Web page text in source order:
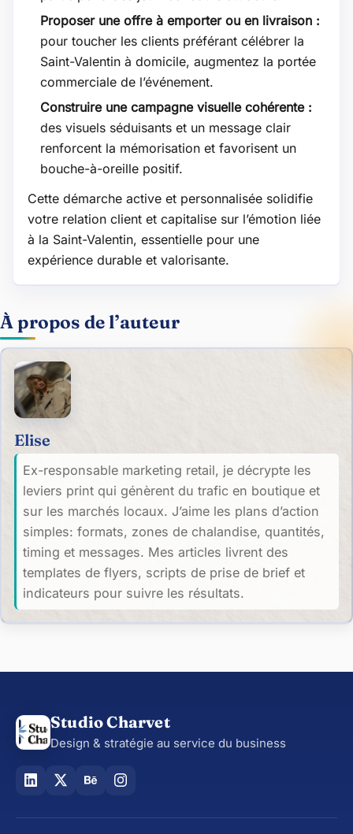
Proposer une offre à emporter ou en livraison :
pour toucher les clients préférant célébrer la
Saint-Valentin à domicile, augmentez la portée
commerciale de l’événement.
Construire une campagne visuelle cohérente :
des visuels séduisants et un message clair
renforcent la mémorisation et favorisent un
bouche-à-oreille positif.
Cette démarche active et personnalisée solidifie
votre relation client et capitalise sur l’émotion liée
à la Saint-Valentin, essentielle pour une
expérience durable et valorisante.
À propos de l’auteur
Elise
Ex-responsable marketing retail, je décrypte les
leviers print qui génèrent du trafic en boutique et
sur les marchés locaux. J’aime les plans d’action
simples: formats, zones de chalandise, quantités,
timing et messages. Mes articles livrent des
templates de flyers, scripts de prise de brief et
indicateurs pour suivre les résultats.
Studio Charvet
Design & stratégie au service du business